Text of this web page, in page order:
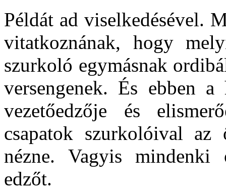
Példát ad viselkedésével.
vitatkoznának, hogy
szurkoló egymásnak
versengenek. És ebben a
vezetőedzője és
csapatok szurkolóival
nézne. Vagyis mindenki
edzőt.